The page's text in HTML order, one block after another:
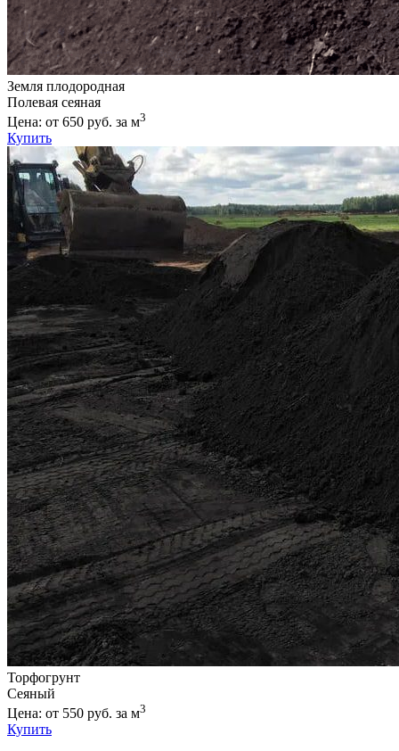
Земля плодородная
Полевая сеяная
Цена: от 650 руб. за м3
Купить
Торфогрунт
Сеяный
Цена: от 550 руб. за м3
Купить